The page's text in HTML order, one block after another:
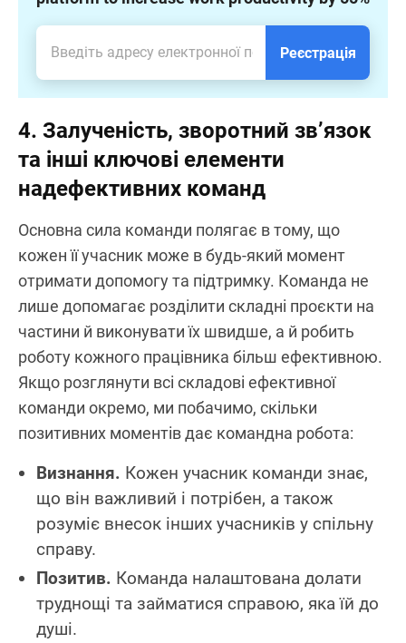
Реєстрація
4. Залученість, зворотний зв’язок
та інші ключові елементи
надефективних команд
Основна сила команди полягає в тому, що
кожен її учасник може в будь-який момент
отримати допомогу та підтримку. Команда не
лише допомагає розділити складні проєкти на
частини й виконувати їх швидше, а й робить
роботу кожного працівника більш ефективною.
Якщо розглянути всі складові ефективної
команди окремо, ми побачимо, скільки
позитивних моментів дає командна робота:
Визнання. Кожен учасник команди знає,
що він важливий і потрібен, а також
розуміє внесок інших учасників у спільну
справу.
Позитив. Команда налаштована долати
труднощі та займатися справою, яка їй до
душі.